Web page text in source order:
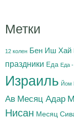
Метки
12 колен Бен Иш Хай
праздники Еда Еда
Израиль Йом
Ав Месяц Адар
Нисан Месяц